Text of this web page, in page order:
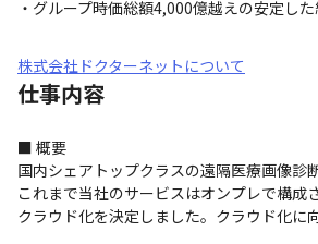
・グループ時価総額4,000億越えの安定し
株式会社ドクターネットについて
仕事内容
■ 概要
国内シェアトップクラスの遠隔医療画像診
これまで当社のサービスはオンプレで構
クラウド化を決定しました。クラウド化に